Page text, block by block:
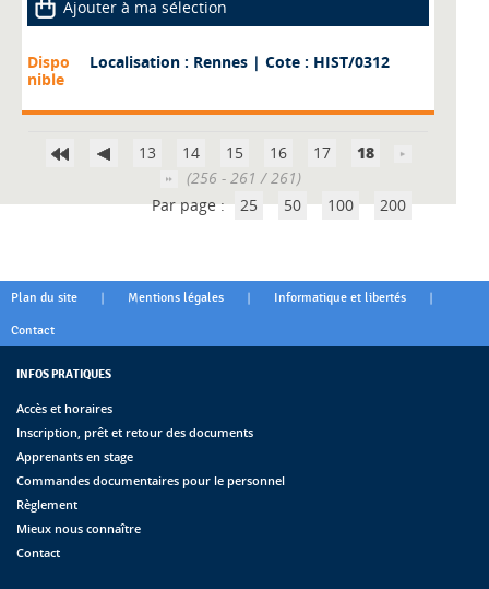
Ajouter à ma sélection
Dispo
nible
Localisation : Rennes | Cote : HIST/0312
13 14 15 16 17
18
(256 - 261 / 261)
Par page : 25 50 100 200
Plan du site | Mentions légales | Informatique et libertés |
Contact
INFOS PRATIQUES
Accès et horaires
Inscription, prêt et retour des documents
Apprenants en stage
Commandes documentaires pour le personnel
Règlement
Mieux nous connaître
Contact